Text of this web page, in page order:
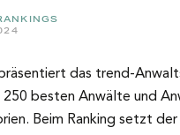
das trend-
besten Anwälte und
Beim Ranking setzt